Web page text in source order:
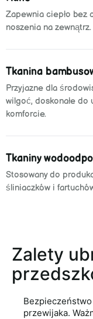
Zapewnia ciepło bez
noszenia na zewnątrz.
Tkanina
Przyjazne dla
wilgoć, doskonałe do
komforcie.
Tkaniny
Stosowany do
śliniaczków i
Zalety
przewijaka.